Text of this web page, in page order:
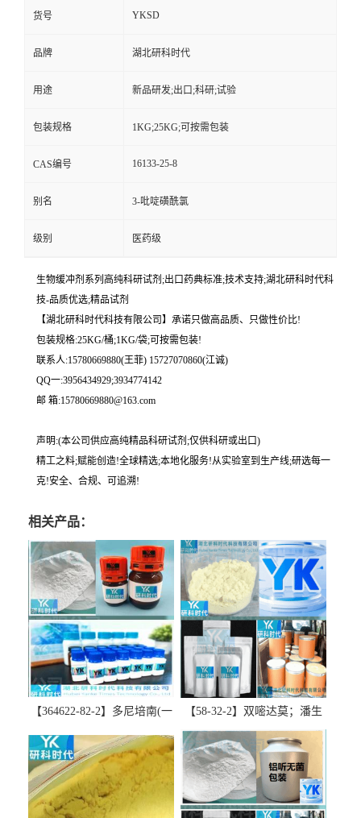
货号 YKSD
品牌 湖北研科时代
用途 新品研发;出口;科研;试验
包装规格 1KG;25KG;可按需包装
CAS编号 16133-25-8
别名 3-吡啶磺酰氯
级别 医药级
生物缓冲剂系列高纯科研试剂;出口药典标准;技术支持;湖北研科时代科
技-品质优选;精品试剂
【湖北研科时代科技有限公司】承诺只做高品质、只做性价比!
包装规格:25KG/桶;1KG/袋;可按需包装!
联系人:15780669880(王菲) 15727070860(江诚)
QQ一:3956434929;3934774142
邮 箱:15780669880@163.com
声明:(本公司供应高纯精品科研试剂;仅供科研或出口)
精工之料;赋能创造!全球精选;本地化服务!从实验室到生产线;研选每一
克!安全、合规、可追溯!
相关产品：
【364622-82-2】多尼培南(一
精品科研试剂-湖北研科时代
科技-“研”无止境;“科”学创
新！支持三方验证；支持定
制；检测图谱；MSDS等技术
【58-32-2】双嘧达莫；潘生
丁-精品科研试剂-湖北研科时
代科技-“研”无止境;“科”学创
新！支持三方验证；支持定
制；检测图谱；MSDS等技术
支持！